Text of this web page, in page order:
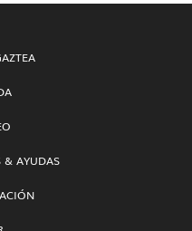
& AYUDAS